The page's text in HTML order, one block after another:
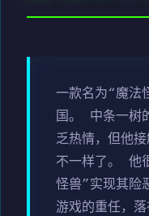
一款名为“魔法
国。 中条一树
乏热情，但他
不一样了。 他
怪兽”实现其险
游戏的重任，落